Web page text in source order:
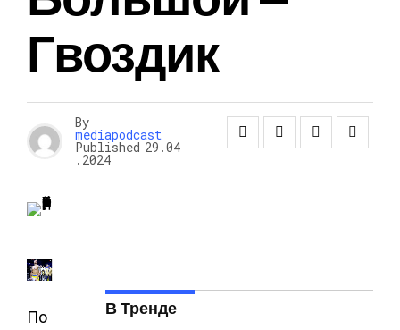
Гвоздик
By
mediapodcast
Published 29.04
.2024
По
В Тренде